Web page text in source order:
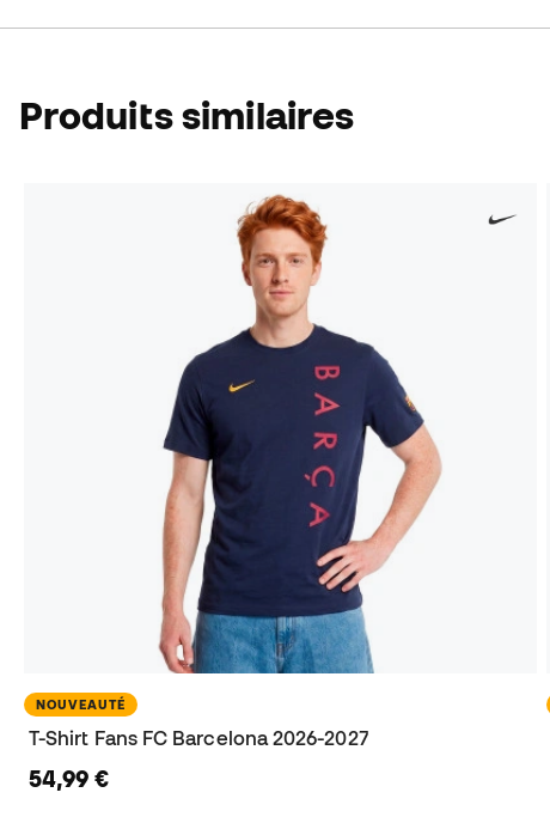
Produits similaires
NOUVEAUTÉ
T-Shirt Fans FC Barcelona 2026-2027
54,99 €